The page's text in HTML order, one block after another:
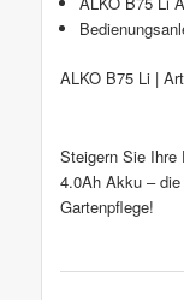
ALKO B75 Li |
Steigern Sie
4.0Ah Akku –
Gartenpflege!